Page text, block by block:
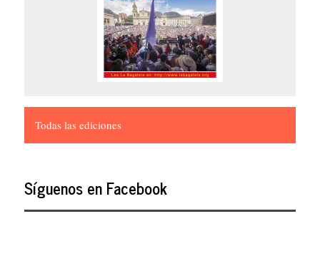
Todas las ediciones
Síguenos en Facebook